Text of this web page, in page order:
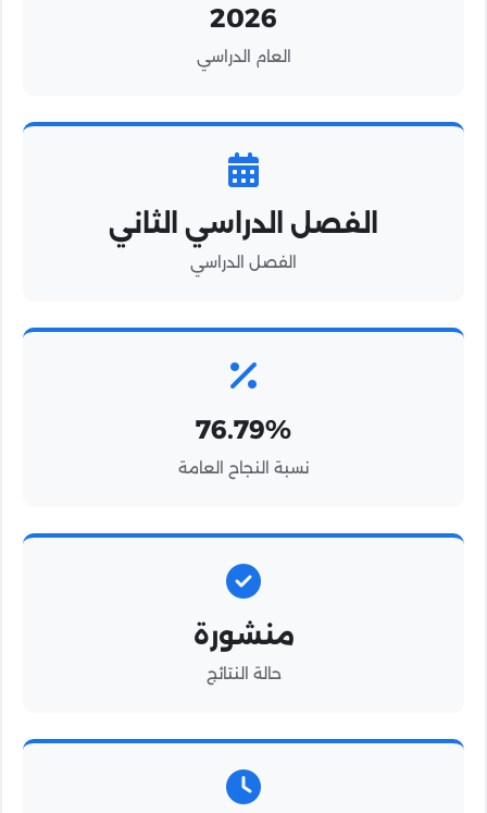
2026
العام الدراسي
الفصل الدراسي الثاني
الفصل الدراسي
76.79%
نسبة النجاح العامة
منشورة
حالة النتائج